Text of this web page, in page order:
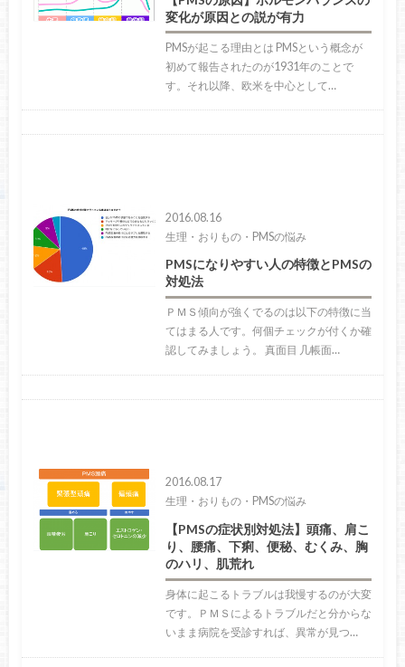
変化が原因との説が有力
PMSが起こる理由とは PMSという概念が
初めて報告されたのが1931年のことで
す。それ以降、欧米を中心として…
2016.08.16
生理・おりもの・PMSの悩み
PMSになりやすい人の特徴とPMSの
対処法
ＰＭＳ傾向が強くでるのは以下の特徴に当
てはまる人です。何個チェックが付くか確
認してみましょう。 真面目 几帳面…
2016.08.17
生理・おりもの・PMSの悩み
【PMSの症状別対処法】頭痛、肩こ
り、腰痛、下痢、便秘、むくみ、胸
のハリ、肌荒れ
身体に起こるトラブルは我慢するのが大変
です。ＰＭＳによるトラブルだと分からな
いまま病院を受診すれば、異常が見つ…